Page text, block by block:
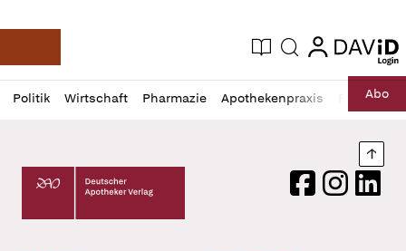
Deutsche Apotheker Zeitung
Aktuelle Ausgabe
Suche login
login
Politik Wirtschaft Pharmazie Apothekenpraxis RechtAbo
Profil
öffnen
Daz
Pur
Deutscher Apotheker Verlag Logo
FacebookInstagram